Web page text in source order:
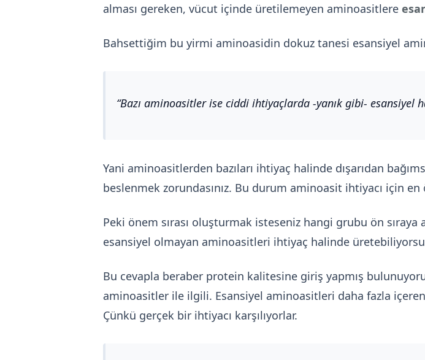
alması gereken, vücut içinde üretilemeyen aminoasitlere
Bahsettiğim bu yirmi aminoasidin dokuz tanesi esansiyel
Bazı aminoasitler ise ciddi ihtiyaçlarda -yanık gibi-
Yani aminoasitlerden bazıları ihtiyaç halinde dışarıdan
beslenmek zorundasınız. Bu durum aminoasit ihtiyacı için en
Peki önem sırası oluşturmak isteseniz hangi grubu ön sıraya
esansiyel olmayan aminoasitleri ihtiyaç halinde
Bu cevapla beraber protein kalitesine giriş yapmış
aminoasitler ile ilgili. Esansiyel aminoasitleri daha fazla
Çünkü gerçek bir ihtiyacı karşılıyorlar.